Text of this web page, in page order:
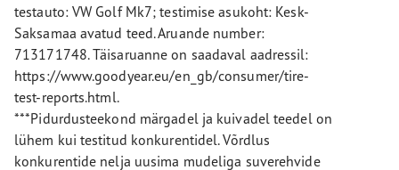
testauto: VW Golf Mk7; testimise asukoht: Kesk-
Saksamaa avatud teed. Aruande number:
713171748. Täisaruanne on saadaval aadressil:
https://www.goodyear.eu/en_gb/consumer/tire-
test-reports.html.
***Pidurdusteekond märgadel ja kuivadel teedel on
lühem kui testitud konkurentidel. Võrdlus
konkurentide nelja uusima mudeliga suverehvide